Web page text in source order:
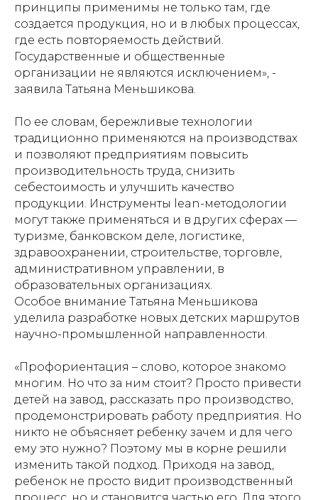
принципы применимы не только там, где
создается продукция, но и в любых процессах,
где есть повторяемость действий.
Государственные и общественные
организации не являются исключением», -
заявила Татьяна Меньшикова.
По ее словам, бережливые технологии
традиционно применяются на производствах
и позволяют предприятиям повысить
производительность труда, снизить
себестоимость и улучшить качество
продукции. Инструменты lean-методологии
могут также применяться и в других сферах —
туризме, банковском деле, логистике,
здравоохранении, строительстве, торговле,
административном управлении, в
образовательных организациях.
Особое внимание Татьяна Меньшикова
уделила разработке новых детских маршрутов
научно-промышленной направленности.
«Профориентация – слово, которое знакомо
многим. Но что за ним стоит? Просто привести
детей на завод, рассказать про производство,
продемонстрировать работу предприятия. Но
никто не объясняет ребенку зачем и для чего
ему это нужно? Поэтому мы в корне решили
изменить такой подход. Приходя на завод,
ребенок не просто видит производственный